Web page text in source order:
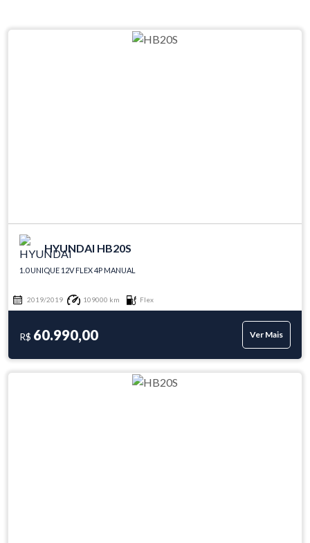
HYUNDAI HB20S
1.0 UNIQUE 12V FLEX 4P MANUAL
2019/2019 109000 km Flex
R$ 60.990,00 Ver Mais